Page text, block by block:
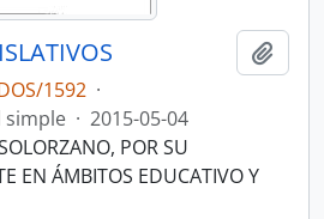
1592 ·
simple · 2015-05-04
POR SU
EN ÁMBITOS EDUCATIVO Y